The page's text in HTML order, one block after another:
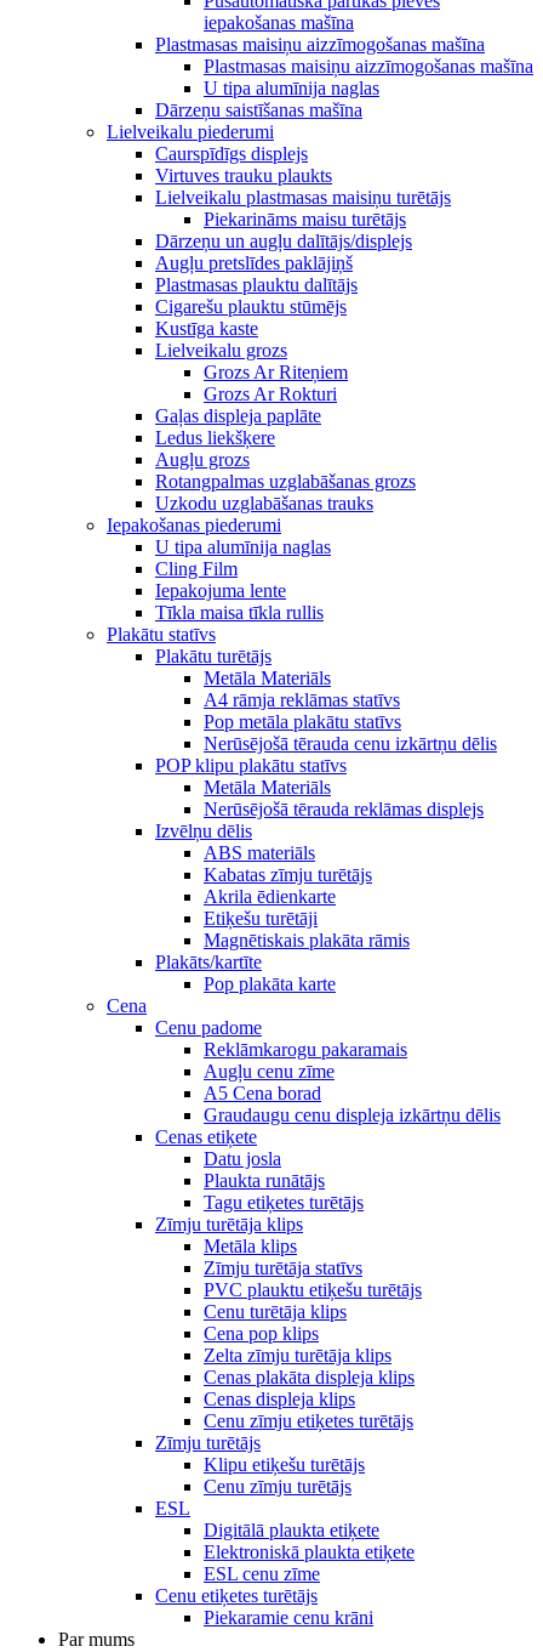
iepakošanas mašīna
Plastmasas maisiņu aizzīmogošanas mašīna
Plastmasas maisiņu aizzīmogošanas mašīna
U tipa alumīnija naglas
Dārzeņu saistīšanas mašīna
Lielveikalu piederumi
Caurspīdīgs displejs
Virtuves trauku plaukts
Lielveikalu plastmasas maisiņu turētājs
Piekarināms maisu turētājs
Dārzeņu un augļu dalītājs/displejs
Augļu pretslīdes paklājiņš
Plastmasas plauktu dalītājs
Cigarešu plauktu stūmējs
Kustīga kaste
Lielveikalu grozs
Grozs Ar Riteņiem
Grozs Ar Rokturi
Gaļas displeja paplāte
Ledus liekšķere
Augļu grozs
Rotangpalmas uzglabāšanas grozs
Uzkodu uzglabāšanas trauks
Iepakošanas piederumi
U tipa alumīnija naglas
Cling Film
Iepakojuma lente
Tīkla maisa tīkla rullis
Plakātu statīvs
Plakātu turētājs
Metāla Materiāls
A4 rāmja reklāmas statīvs
Pop metāla plakātu statīvs
Nerūsējošā tērauda cenu izkārtņu dēlis
POP klipu plakātu statīvs
Metāla Materiāls
Nerūsējošā tērauda reklāmas displejs
Izvēlņu dēlis
ABS materiāls
Kabatas zīmju turētājs
Akrila ēdienkarte
Etiķešu turētāji
Magnētiskais plakāta rāmis
Plakāts/kartīte
Pop plakāta karte
Cena
Cenu padome
Reklāmkarogu pakaramais
Augļu cenu zīme
A5 Cena borad
Graudaugu cenu displeja izkārtņu dēlis
Cenas etiķete
Datu josla
Plaukta runātājs
Tagu etiķetes turētājs
Zīmju turētāja klips
Metāla klips
Zīmju turētāja statīvs
PVC plauktu etiķešu turētājs
Cenu turētāja klips
Cena pop klips
Zelta zīmju turētāja klips
Cenas plakāta displeja klips
Cenas displeja klips
Cenu zīmju etiķetes turētājs
Zīmju turētājs
Klipu etiķešu turētājs
Cenu zīmju turētājs
ESL
Digitālā plaukta etiķete
Elektroniskā plaukta etiķete
ESL cenu zīme
Cenu etiķetes turētājs
Piekaramie cenu krāni
Par mums